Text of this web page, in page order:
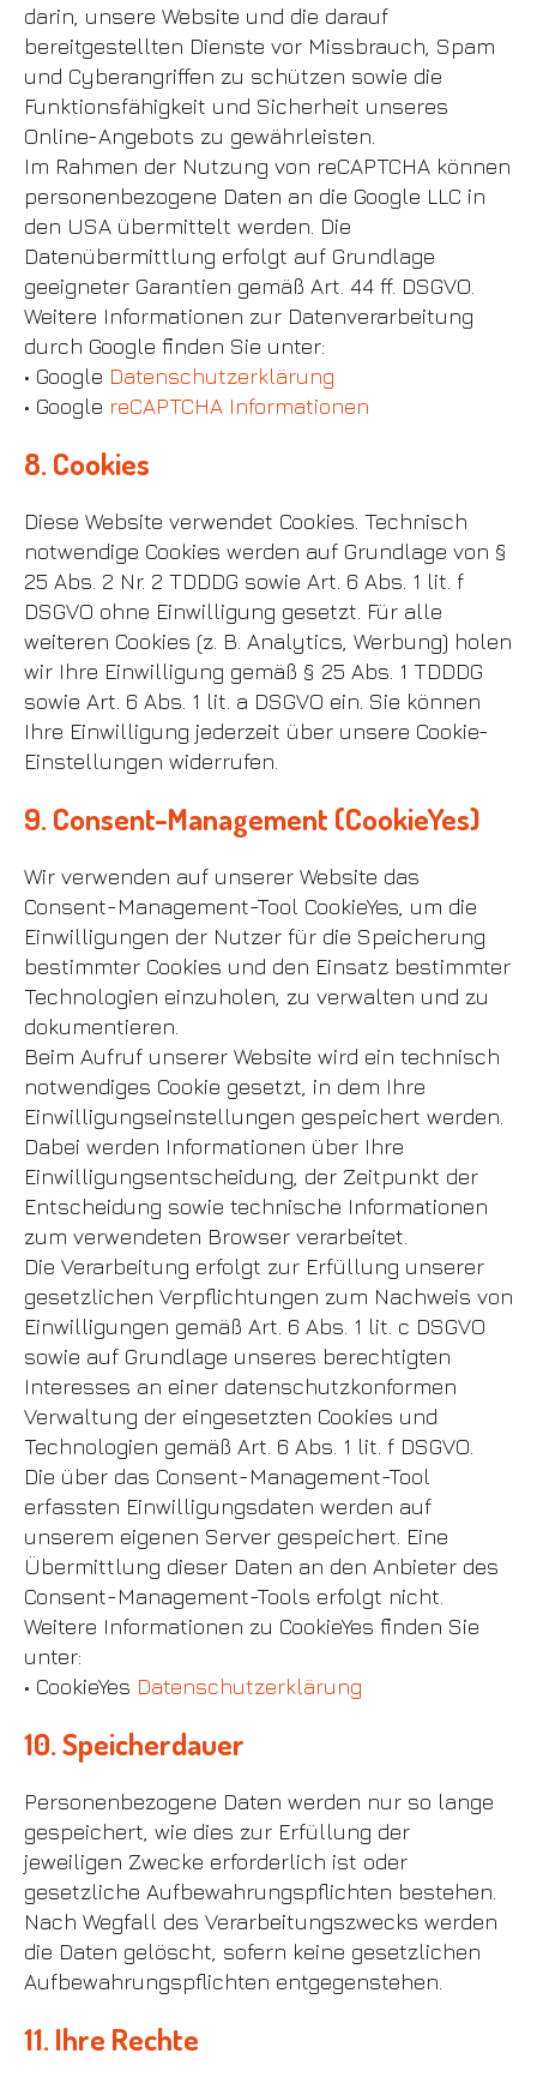
darin, unsere Website und die darauf
bereitgestellten Dienste vor Missbrauch, Spam
und Cyberangriffen zu schützen sowie die
Funktionsfähigkeit und Sicherheit unseres
Online-Angebots zu gewährleisten.
Im Rahmen der Nutzung von reCAPTCHA können
personenbezogene Daten an die Google LLC in
den USA übermittelt werden. Die
Datenübermittlung erfolgt auf Grundlage
geeigneter Garantien gemäß Art. 44 ff. DSGVO.
Weitere Informationen zur Datenverarbeitung
durch Google finden Sie unter:
• Google Datenschutzerklärung
• Google reCAPTCHA Informationen
8. Cookies
Diese Website verwendet Cookies. Technisch
notwendige Cookies werden auf Grundlage von §
25 Abs. 2 Nr. 2 TDDDG sowie Art. 6 Abs. 1 lit. f
DSGVO ohne Einwilligung gesetzt. Für alle
weiteren Cookies (z. B. Analytics, Werbung) holen
wir Ihre Einwilligung gemäß § 25 Abs. 1 TDDDG
sowie Art. 6 Abs. 1 lit. a DSGVO ein. Sie können
Ihre Einwilligung jederzeit über unsere Cookie-
Einstellungen widerrufen.
9. Consent-Management (CookieYes)
Wir verwenden auf unserer Website das
Consent-Management-Tool CookieYes, um die
Einwilligungen der Nutzer für die Speicherung
bestimmter Cookies und den Einsatz bestimmter
Technologien einzuholen, zu verwalten und zu
dokumentieren.
Beim Aufruf unserer Website wird ein technisch
notwendiges Cookie gesetzt, in dem Ihre
Einwilligungseinstellungen gespeichert werden.
Dabei werden Informationen über Ihre
Einwilligungsentscheidung, der Zeitpunkt der
Entscheidung sowie technische Informationen
zum verwendeten Browser verarbeitet.
Die Verarbeitung erfolgt zur Erfüllung unserer
gesetzlichen Verpflichtungen zum Nachweis von
Einwilligungen gemäß Art. 6 Abs. 1 lit. c DSGVO
sowie auf Grundlage unseres berechtigten
Interesses an einer datenschutzkonformen
Verwaltung der eingesetzten Cookies und
Technologien gemäß Art. 6 Abs. 1 lit. f DSGVO.
Die über das Consent-Management-Tool
erfassten Einwilligungsdaten werden auf
unserem eigenen Server gespeichert. Eine
Übermittlung dieser Daten an den Anbieter des
Consent-Management-Tools erfolgt nicht.
Weitere Informationen zu CookieYes finden Sie
unter:
• CookieYes Datenschutzerklärung
10. Speicherdauer
Personenbezogene Daten werden nur so lange
gespeichert, wie dies zur Erfüllung der
jeweiligen Zwecke erforderlich ist oder
gesetzliche Aufbewahrungspflichten bestehen.
Nach Wegfall des Verarbeitungszwecks werden
die Daten gelöscht, sofern keine gesetzlichen
Aufbewahrungspflichten entgegenstehen.
11. Ihre Rechte